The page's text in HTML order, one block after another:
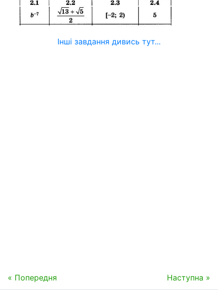
Інші завдання дивись тут...
« Попередня Наступна »